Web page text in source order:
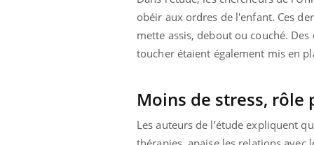
obéir aux ordres de l'enfant. Ces
mette assis, debout ou couché.
toucher étaient également mis en
Moins de stress, rôle
Les auteurs de l’étude expliquent